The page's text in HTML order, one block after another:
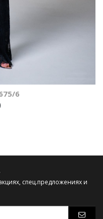
6
спец.предложениях и